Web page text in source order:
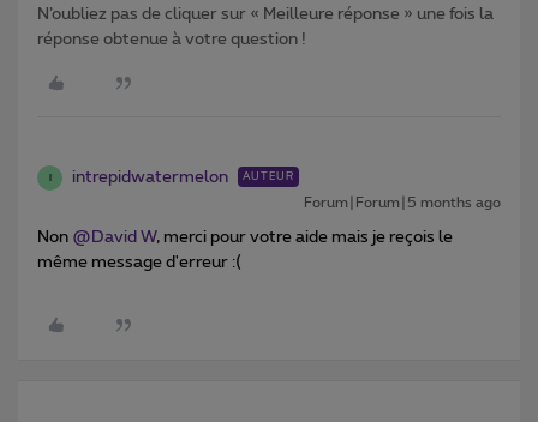
N’oubliez pas de cliquer sur « Meilleure réponse » une fois la
réponse obtenue à votre question !
intrepidwatermelon AUTEUR
Forum|Forum|5 months ago
Non ​ @David W, merci pour votre aide mais je reçois le
même message d'erreur :(